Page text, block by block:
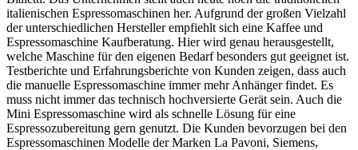
italienischen Espressomaschinen her. Aufgrund der großen Vielzahl
der unterschiedlichen Hersteller empfiehlt sich eine Kaffee und
Espressomaschine Kaufberatung. Hier wird genau herausgestellt,
welche Maschine für den eigenen Bedarf besonders gut geeignet ist.
Testberichte und Erfahrungsberichte von Kunden zeigen, dass auch
die manuelle Espressomaschine immer mehr Anhänger findet. Es
muss nicht immer das technisch hochversierte Gerät sein. Auch die
Mini Espressomaschine wird als schnelle Lösung für eine
Espressozubereitung gern genutzt. Die Kunden bevorzugen bei den
Espressomaschinen Modelle der Marken La Pavoni, Siemens,